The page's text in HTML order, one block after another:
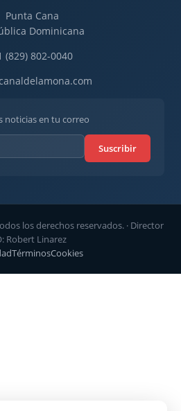
Punta Cana
Dominicana
(829) 802-0040
noticias en tu correo
Suscribir
los derechos reservados. · Director
Robert Linarez
TérminosCookies